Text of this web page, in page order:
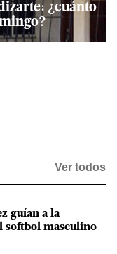
¿cuánto
Ver todos
guían a la
softbol masculino